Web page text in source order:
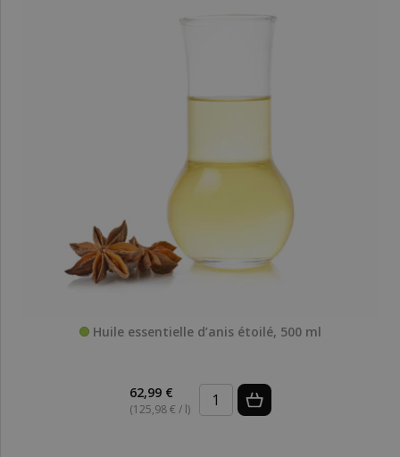
Huile essentielle d’anis étoilé, 500 ml
62,99 €
(125,98 € / l)